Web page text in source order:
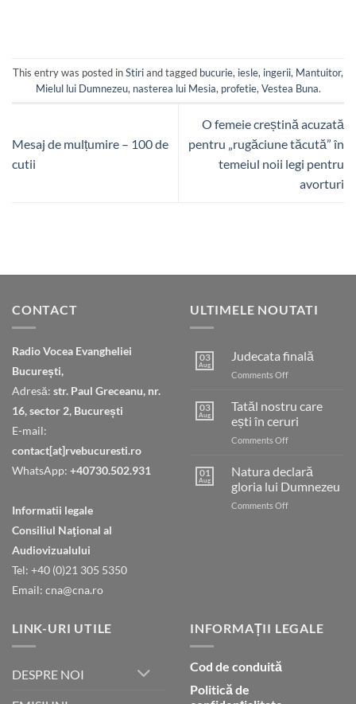
This entry was posted inStiriand tagged bucurie, iesle, ingerii, Mantuitor,
Mielul lui Dumnezeu, nasterea lui Mesia, profetie, Vestea Buna.
Mesaj de mulțumire – 100 de
cutii
O femeie creștină acuzată
pentru „rugăciune tăcută” în
temeiul noii legi pentru
avorturi
CONTACT
Radio Vocea Evangheliei
București,
Adresă: str. Paul Greceanu, nr.
16, sector 2, București
E-mail:
contact[at]rvebucuresti.ro
WhatsApp: +40730.502.931
Informatii legale
Consiliul Naţional al
Audiovizualului
Tel: +40 (0)21 305 5350
Email: cna@cna.ro
ULTIMELE NOUTATI
03
Aug
Judecata finală
Comments Offon
03
Aug
Tatăl nostru care
ești în ceruri
Comments Offon
nostru
care
ești
în
01
Aug
Natura declară
gloria lui Dumnezeu
Comments Offon
LINK-URI UTILE
DESPRE NOI
INFORMAȚII LEGALE
Cod de conduită
Politică de